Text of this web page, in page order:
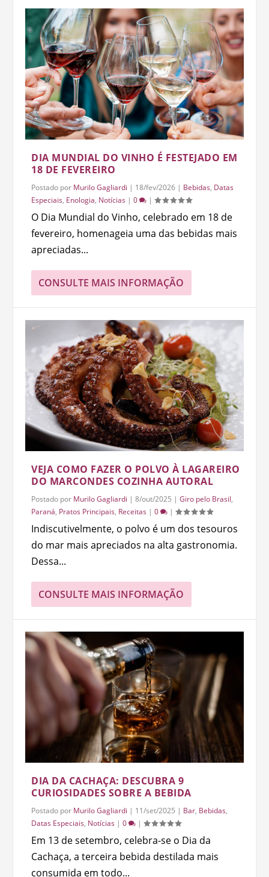
DIA MUNDIAL DO VINHO É FESTEJADO EM
18 DE FEVEREIRO
Postado por Murilo Gagliardi | 18/fev/2026 | Bebidas, Datas
Especiais, Enologia, Notícias |0 |
O Dia Mundial do Vinho, celebrado em 18 de
fevereiro, homenageia uma das bebidas mais
apreciadas...
CONSULTE MAIS INFORMAÇÃO
VEJA COMO FAZER O POLVO À LAGAREIRO
DO MARCONDES COZINHA AUTORAL
Postado por Murilo Gagliardi |8/out/2025 |Giro pelo Brasil,
Paraná, Pratos Principais, Receitas |0 |
Indiscutivelmente, o polvo é um dos tesouros
do mar mais apreciados na alta gastronomia.
Dessa...
CONSULTE MAIS INFORMAÇÃO
DIA DA CACHAÇA: DESCUBRA 9
CURIOSIDADES SOBRE A BEBIDA
Postado por Murilo Gagliardi | 11/set/2025 | Bar, Bebidas,
Datas Especiais, Notícias |0 |
Em 13 de setembro, celebra-se o Dia da
Cachaça, a terceira bebida destilada mais
consumida em todo...